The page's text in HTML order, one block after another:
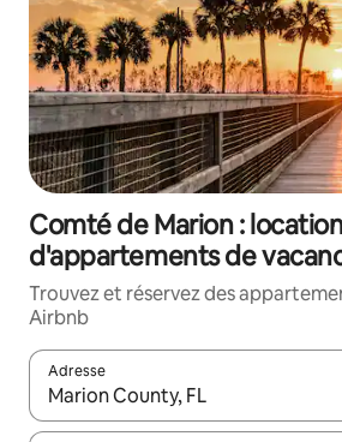
Comté de Marion :
d'appartements de
Trouvez et réservez des
Airbnb
Adresse
Lorsque les résultats s'affichent,